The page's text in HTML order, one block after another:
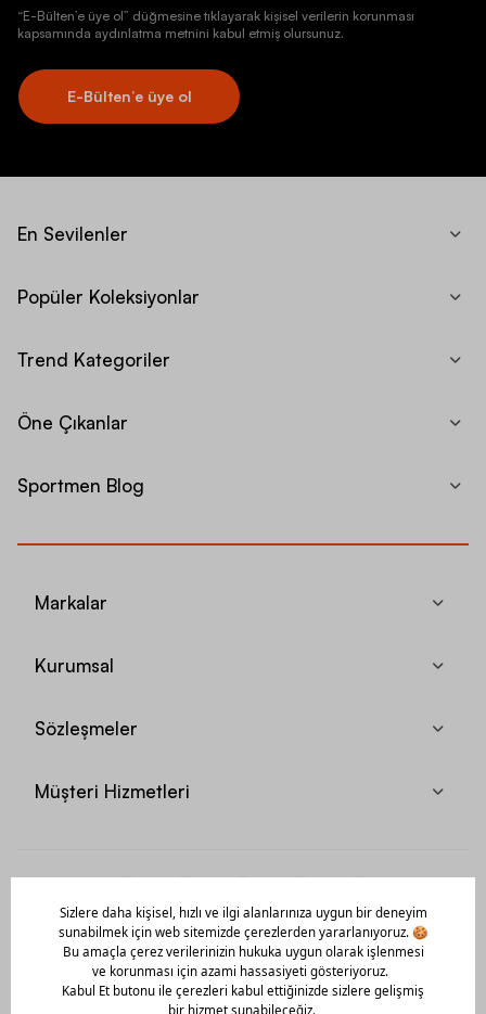
“E-Bülten’e üye ol” düğmesine tıklayarak kişisel verilerin korunması
kapsamında aydınlatma metnini kabul etmiş olursunuz.
E-Bülten’e üye ol
En Sevilenler
Popüler Koleksiyonlar
Trend Kategoriler
Öne Çıkanlar
Sportmen Blog
Markalar
Kurumsal
Sözleşmeler
Müşteri Hizmetleri
Mobil Uygulamamızı Hemen İndir!